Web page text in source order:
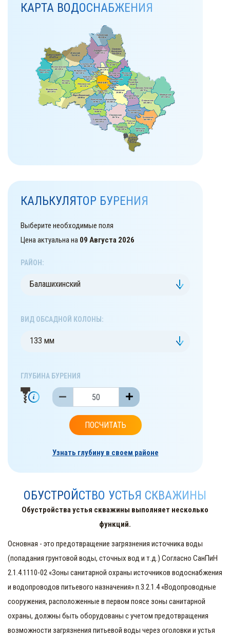
КАРТА ВОДОСНАБЖЕНИЯ
КАЛЬКУЛЯТОР БУРЕНИЯ
Выберите необходимые поля
Цена актуальна на 09 Августа 2026
РАЙОН:
Балашихинский
ВИД ОБСАДНОЙ КОЛОНЫ:
133 мм
ГЛУБИНА БУРЕНИЯ
ПОСЧИТАТЬ
Узнать глубину в своем районе
ОБУСТРОЙСТВО УСТЬЯ СКВАЖИНЫ
Обустройства устья скважины выполняет несколько
функций.
Основная - это предотвращение загрязнения источника воды
(попадания грунтовой воды, сточных вод и т.д.) Согласно СанПиН
2.1.4.1110-02 «Зоны санитарной охраны источников водоснабжения
и водопроводов питьевого назначения» п.3.2.1.4 «Водопроводные
сооружения, расположенные в первом поясе зоны санитарной
охраны, должны быть оборудованы с учетом предотвращения
возможности загрязнения питьевой воды через оголовки и устья